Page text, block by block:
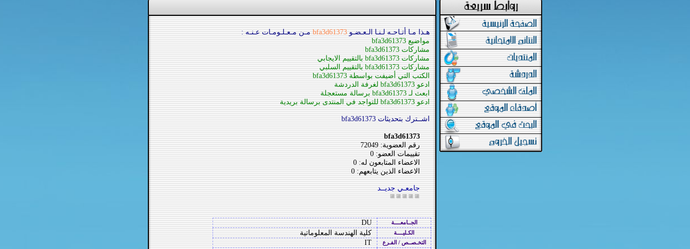
هـذا مـا أتـاحـه لـنـا الـعـضـو bfa3d61373 مـن مـعـلـومـات عـنـه :
مواضيع bfa3d61373
مشاركات bfa3d61373
مشاركات bfa3d61373 بالتقييم الايجابي
مشاركات bfa3d61373 بالتقييم السلبي
الكتب التي أضيفت بواسطة bfa3d61373
ادعو bfa3d61373 لغرفة الدردشة
ابعث لـ bfa3d61373 برسالة مستعجلة
ادعو bfa3d61373 للتواجد في المنتدى برسالة بريدية
اشــترك بتحديثات bfa3d61373
bfa3d61373
رقم العضوية: 72049
تقييمات العضو: 0
الاعضاء المتابعون له: 0
الاعضاء الذين يتابعهم: 0
جامعـي جديــد
الجــامعــــة DU
الكـليــــة كلية الهندسة المعلوماتية
التخـصــص / الفـرع
IT